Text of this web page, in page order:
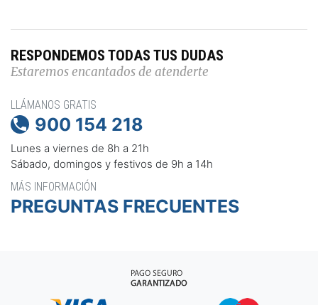
RESPONDEMOS TODAS TUS DUDAS
Estaremos encantados de atenderte
LLÁMANOS GRATIS
 900 154 218
Lunes a viernes de 8h a 21h
Sábado, domingos y festivos de 9h a 14h
MÁS INFORMACIÓN
PREGUNTAS FRECUENTES